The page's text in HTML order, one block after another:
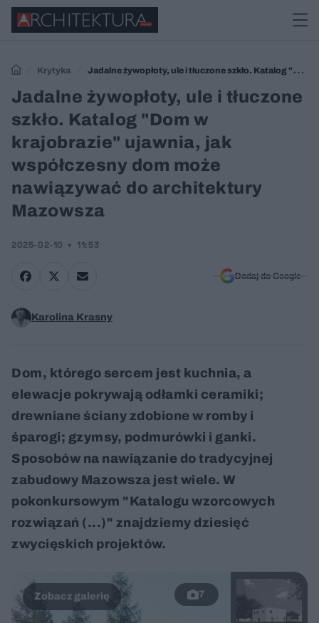
Krytyka
Jadalne żywopłoty, ule i tłuczone szkło. Katalog "Dom
w krajobrazie" ujawnia, jak współczesny dom może nawiązywać do
architektury Mazowsza
Jadalne żywopłoty, ule i tłuczone
szkło. Katalog "Dom w
krajobrazie" ujawnia, jak
współczesny dom może
nawiązywać do architektury
Mazowsza
2025-02-10 11:53
Dodaj do Google
Karolina Krasny
Dom, którego sercem jest kuchnia, a
elewacje pokrywają odłamki ceramiki;
drewniane ściany zdobione w romby i
śparogi; gzymsy, podmurówki i ganki.
Sposobów na nawiązanie do tradycyjnej
zabudowy Mazowsza jest wiele. W
pokonkursowym "Katalogu wzorcowych
rozwiązań (...)" znajdziemy dziesięć
zwycięskich projektów.
7